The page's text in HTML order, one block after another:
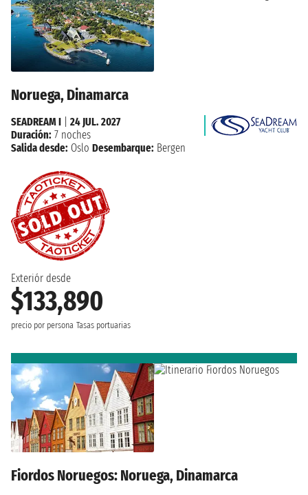
Noruega, Dinamarca
Exteriór desde
$133,890
precio por persona Tasas portuarias
SEADREAM I
24 JUL. 2027
Duración: 7 noches
Salida desde: Oslo Desembarque: Bergen
Fiordos Noruegos: Noruega, Dinamarca